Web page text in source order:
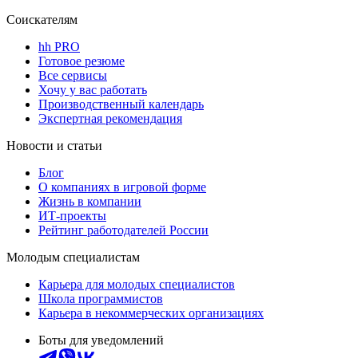
Соискателям
hh PRO
Готовое резюме
Все сервисы
Хочу у вас работать
Производственный календарь
Экспертная рекомендация
Новости и статьи
Блог
О компаниях в игровой форме
Жизнь в компании
ИТ-проекты
Рейтинг работодателей России
Молодым специалистам
Карьера для молодых специалистов
Школа программистов
Карьера в некоммерческих организациях
Боты для уведомлений